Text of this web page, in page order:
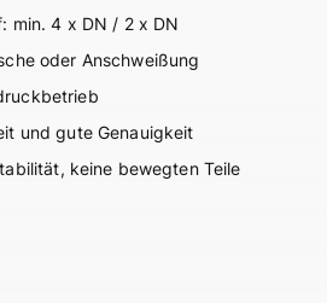
min. 4 x DN / 2 x DN
oder Anschweißung
und gute Genauigkeit
keine bewegten Teile